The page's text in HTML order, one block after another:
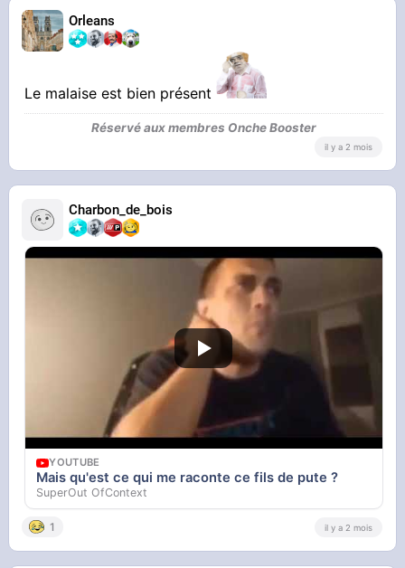
Orleans
Le malaise est bien présent
Réservé aux membres Onche Booster
il y a 2 mois
Charbon_de_bois
YOUTUBE
Mais qu'est ce qui me raconte ce fils de pute ?
SuperOut OfContext
1 il y a 2 mois